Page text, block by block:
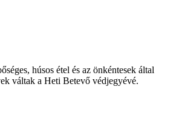
húsos étel és az önkéntesek által
váltak a Heti Betevő védjegyévé.